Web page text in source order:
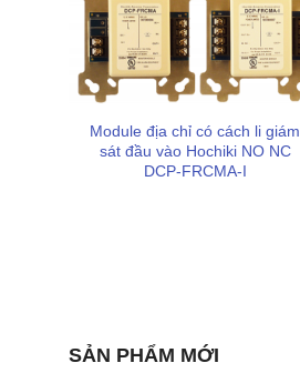
Module địa chỉ có cách li giám
sát đầu vào Hochiki NO NC
DCP-FRCMA-I
SẢN PHẨM MỚI